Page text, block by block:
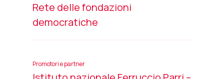
Rete delle fondazioni
democratiche
Promotori e partner